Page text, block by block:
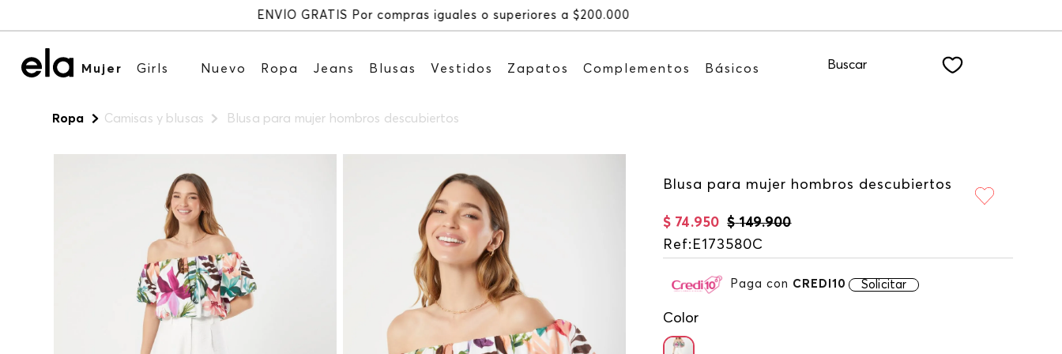
Recibe: 15%OFF suscribiéndote a nuestro NEWSLETTER
Mujer Girls Nuevo Ropa Jeans Blusas Vestidos Zapatos Complementos Básicos Buscar
Ropa Camisas y blusas Blusa para mujer hombros descubiertos
Blusa para mujer hombros descubiertos
$ 149.900
$ 74.950
Ref: E173580C
Paga con CREDI10 Solicitar
Color